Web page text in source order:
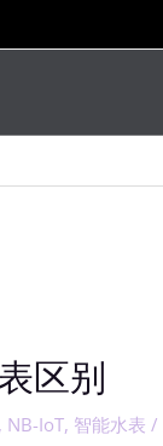
区别
, NB-IoT, 智能水表 /